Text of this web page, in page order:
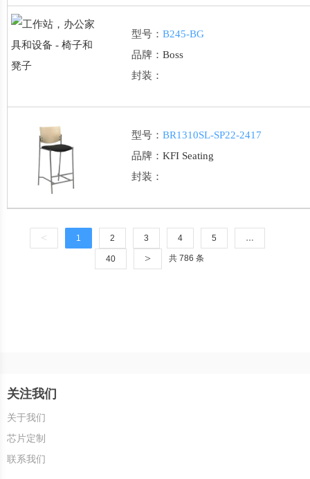
型号： B245-BG
品牌： Boss
封装：
型号： BR1310SL-SP22-2417
品牌： KFI Seating
封装：
< 1 2 3 4 5 …
40 > 共 786 条
关注我们
关于我们
芯片定制
联系我们